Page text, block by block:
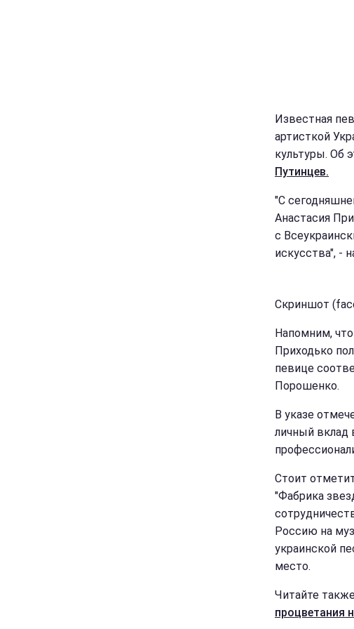
Известная
артисткой
культуры. Об
Путинцев.
"С
Анастасия
с
искусства", -
Скриншот
Напомним,
Приходько
певице
Порошенко.
В указе
личный вклад
Стоит
"Фабрика
Россию на
украинской
место.
Читайте
процветания